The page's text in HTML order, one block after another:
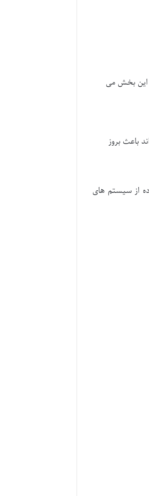
این بخش می
باعث بروز
از سیستم های